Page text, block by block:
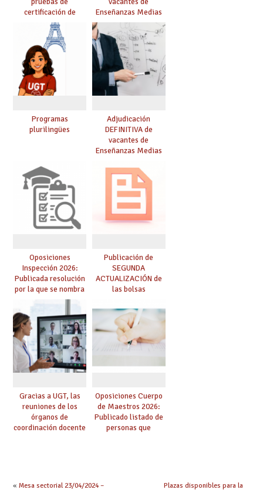
certificación de
competencia
lingüística: publicada
resolución definitiva
Enseñanzas Medias
para el curso 26/27
Programas
plurilingües
Adjudicación
DEFINITIVA de
vacantes de
Enseñanzas Medias
Oposiciones
Inspección 2026:
Publicada resolución
por la que se nombra
funcionarios/as en
prácticas, se regulan
dichas prácticas y se
convoca acto público
de adjudicación
Publicación de
SEGUNDA
ACTUALIZACIÓN de
las bolsas
Cuerpo de Maestros
de especialidades
convocadas a
oposición
Gracias a UGT, las
reuniones de los
órganos de
coordinación docente
Oposiciones Cuerpo
de Maestros 2026:
Publicado listado de
personas que
« Mesa sectorial 23/04/2024 –
Plazas disponibles para la